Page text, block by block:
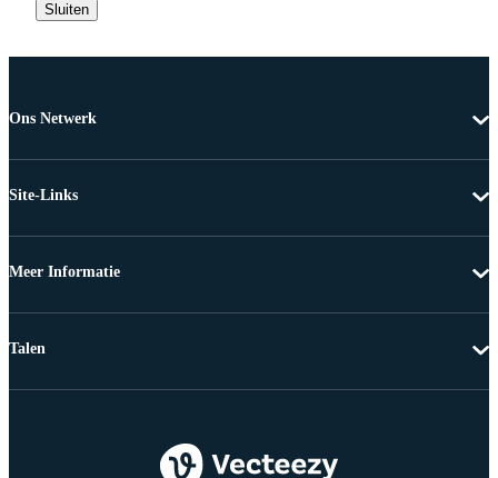
Sluiten
Ons Netwerk
Site-Links
Meer Informatie
Talen